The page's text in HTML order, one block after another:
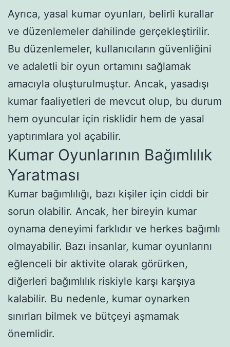
Ayrıca, yasal kumar oyunları, belirli kurallar
ve düzenlemeler dahilinde gerçekleştirilir.
Bu düzenlemeler, kullanıcıların güvenliğini
ve adaletli bir oyun ortamını sağlamak
amacıyla oluşturulmuştur. Ancak, yasadışı
kumar faaliyetleri de mevcut olup, bu durum
hem oyuncular için risklidir hem de yasal
yaptırımlara yol açabilir.
Kumar Oyunlarının Bağımlılık
Yaratması
Kumar bağımlılığı, bazı kişiler için ciddi bir
sorun olabilir. Ancak, her bireyin kumar
oynama deneyimi farklıdır ve herkes bağımlı
olmayabilir. Bazı insanlar, kumar oyunlarını
eğlenceli bir aktivite olarak görürken,
diğerleri bağımlılık riskiyle karşı karşıya
kalabilir. Bu nedenle, kumar oynarken
sınırları bilmek ve bütçeyi aşmamak
önemlidir.